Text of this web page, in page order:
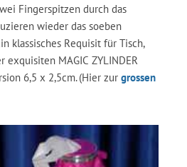
Fingerspitzen durch das
wieder das soeben
klassisches Requisit für Tisch,
exquisiten MAGIC ZYLINDER
6,5 x 2,5cm. (Hier zur grossen